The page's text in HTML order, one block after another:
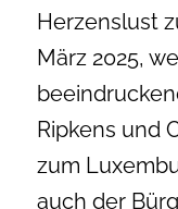
Herzenslust
März 2025,
Ripkens und
zum
auch der